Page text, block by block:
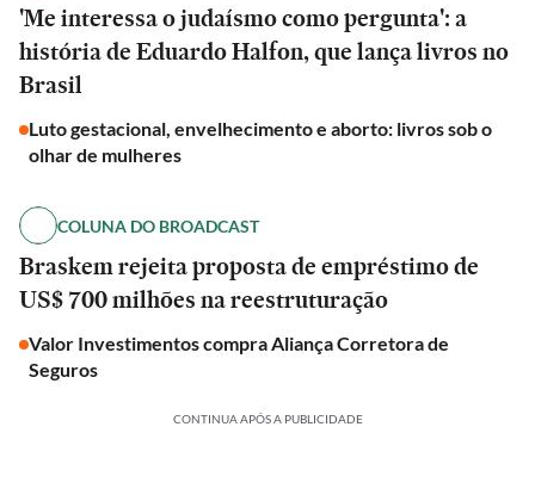
'Me interessa o judaísmo como pergunta': a
história de Eduardo Halfon, que lança livros no
Brasil
Luto gestacional, envelhecimento e aborto: livros sob o
olhar de mulheres
COLUNA DO BROADCAST
Braskem rejeita proposta de empréstimo de
US$ 700 milhões na reestruturação
Valor Investimentos compra Aliança Corretora de
Seguros
CONTINUA APÓS A PUBLICIDADE